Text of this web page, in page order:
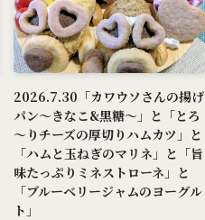
2026.7.30「カワウソさんの揚げ
パン～きなこ&黒糖～」と「とろ
～りチーズの厚切りハムカツ」と
「ハムと玉ねぎのマリネ」と「旨
味たっぷりミネストローネ」と
「ブルーベリージャムのヨーグル
ト」